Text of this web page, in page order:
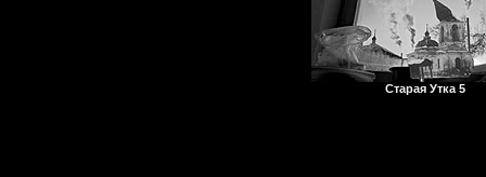
Старая Утка 5